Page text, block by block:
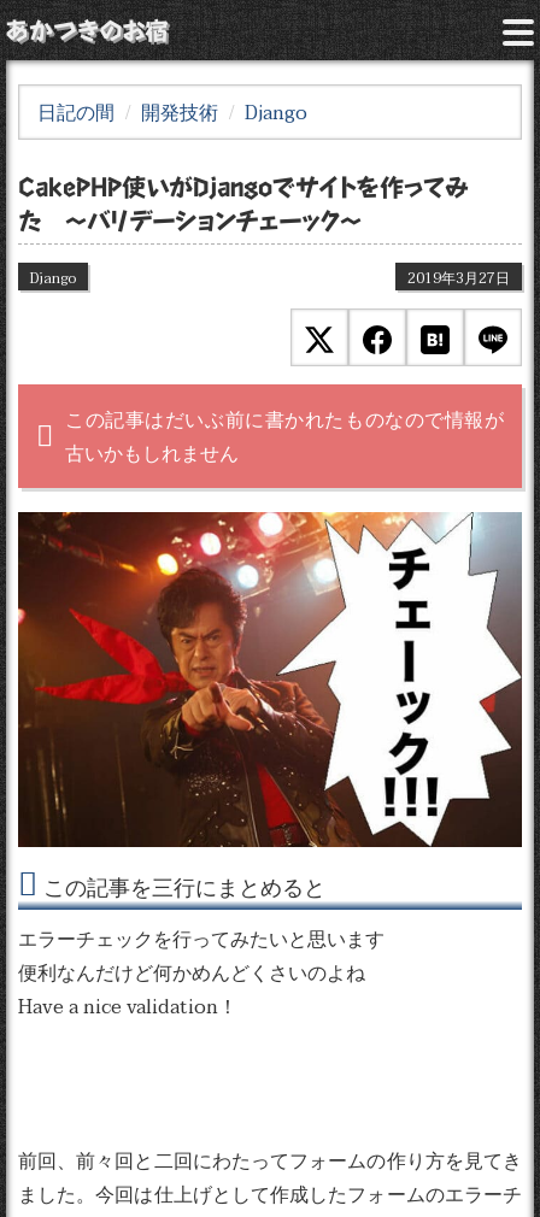
あかつきのお宿
日記の間 開発技術 Django
CakePHP使いがDjangoでサイトを作ってみ
た 〜バリデーションチェーック〜
Django 2019年3月27日
この記事はだいぶ前に書かれたものなので情報が
古いかもしれません
この記事を三行にまとめると
エラーチェックを行ってみたいと思います
便利なんだけど何かめんどくさいのよね
Have a nice validation！
前回、前々回と二回にわたってフォームの作り方を見てき
ました。今回は仕上げとして作成したフォームのエラーチ